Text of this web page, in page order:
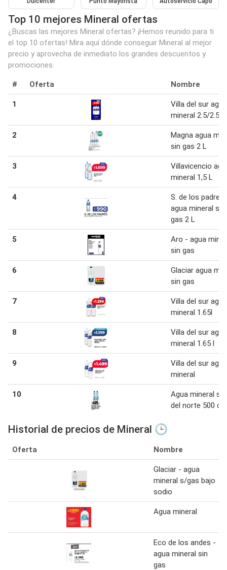
Top 10 mejores Mineral ofertas
¿Buscas las mejores Mineral ofertas? ¡Hemos reunido para ti
el top 10 ofertas! Mira aquí dónde conseguir Mineral al mejor
precio y aprovecha de inmediato los grandes descuentos y
promociones.
# Oferta Nombre
1
Villa del sur agua
mineral 2.5/2.5l
2
Magna agua
sin gas 2 L
3
Villavicencio
mineral 1,5 L
4
S. de los padres
agua mineral sin
gas 2 L
5
Aro - agua
sin gas
6
Glaciar agua
sin gas
7
Villa del sur agua
mineral 1.65l
8
Villa del sur agua
mineral 1.65 l
9
Villa del sur agua
mineral
10
Agua mineral
del norte 500 cc
Historial de precios de Mineral 🕒
Oferta Nombre
Glaciar - agua
mineral s/gas bajo
sodio
Agua mineral
Eco de los andes -
agua mineral sin
gas